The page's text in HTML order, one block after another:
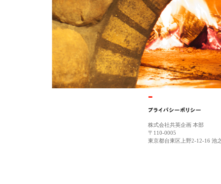
株式会社共英企画 本部
〒110-0005
東京都台東区上野2-12-16 池